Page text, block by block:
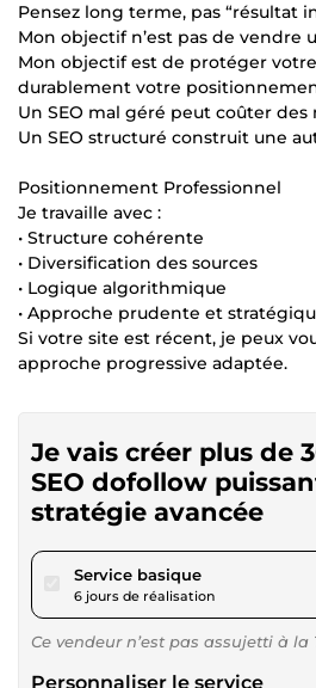
Pensez long terme, pas “résultat
Mon objectif n’est pas de vendre
Mon objectif est de protéger
durablement votre
Un SEO mal géré peut coûter
Un SEO structuré construit une
Positionnement Professionnel
Je travaille avec :
• Structure cohérente
• Diversification des sources
• Logique algorithmique
• Approche prudente et
Si votre site est récent, je peux
approche progressive adaptée.
Je vais créer plus de
SEO dofollow
stratégie avancée
Service basiquepour 20,00 $US
6 jours de réalisation
Ce vendeur n’est pas assujetti à la
Personnaliser le service